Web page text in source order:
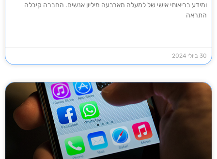
ומידע בריאותי אישי של למעלה מארבעה מיליון אנשים. החברה קיבלה
התראה
30 ביולי 2024